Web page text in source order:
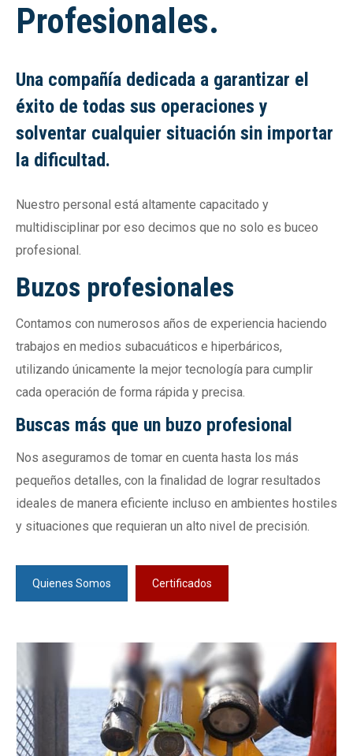
Profesionales.
Una compañía dedicada a garantizar el
éxito de todas sus operaciones y
solventar cualquier situación sin importar
la dificultad.
Nuestro personal está altamente capacitado y
multidisciplinar por eso decimos que no solo es buceo
profesional.
Buzos profesionales
Contamos con numerosos años de experiencia haciendo
trabajos en medios subacuáticos e hiperbáricos,
utilizando únicamente la mejor tecnología para cumplir
cada operación de forma rápida y precisa.
Buscas más que un buzo profesional
Nos aseguramos de tomar en cuenta hasta los más
pequeños detalles, con la finalidad de lograr resultados
ideales de manera eficiente incluso en ambientes hostiles
y situaciones que requieran un alto nivel de precisión.
Quienes Somos Certificados